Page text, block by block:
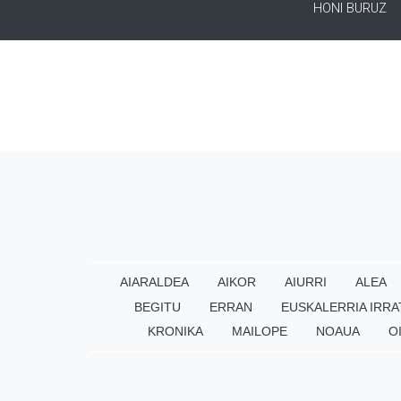
HONI BURUZ
AIARALDEA AIKOR AIURRI ALEA
BEGITU
ERRAN EUSKALERRIA
KRONIKA
MAILOPE NOAUA